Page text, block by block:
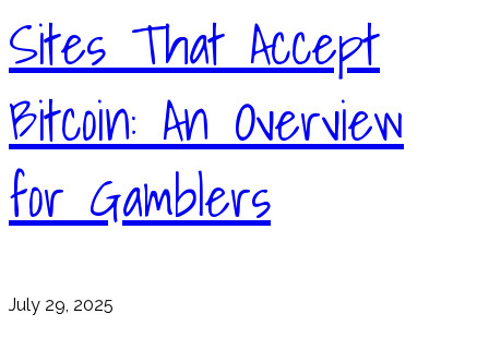
Sites That Accept
Bitcoin: An Overview
for Gamblers
July 29, 2025